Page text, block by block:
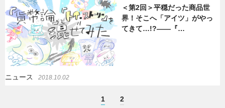
＜第2回＞平穏だった商品世
界！そこへ「アイツ」がやっ
てきて…!?――『…
ニュース 2018.10.02
1 2